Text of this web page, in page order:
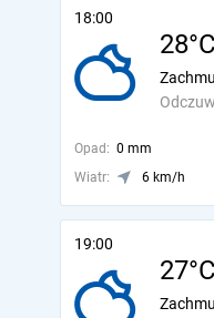
18:00
28°C
Opad: 0 mm
Wiatr:
6 km/h
19:00
27°C